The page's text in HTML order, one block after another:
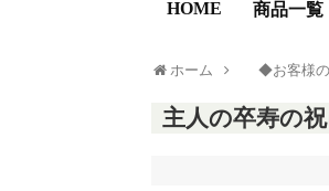
HOME 商品一覧
ホーム ◆お客様
主人の卒寿の